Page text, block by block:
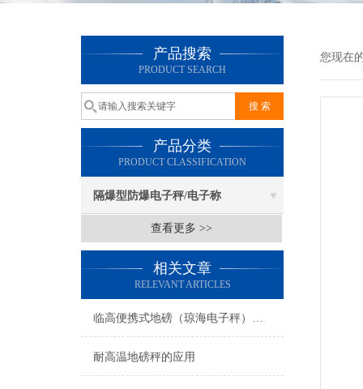
产品搜索
PRODUCT SEARCH
产品分类
PRODUCT CLASSIFICATION
隔爆型防爆电子秤/电子称
查看更多 >>
相关文章
RELEVANT ARTICLES
临高便携式地磅（琼海电子秤）勃利防爆秤）文昌汽车衡维修
耐高温地磅秤的应用
您现在